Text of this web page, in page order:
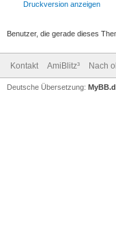
Druckversion anzeigen
Benutzer, die gerade dieses
Kontakt AmiBlitz³ Nach
Deutsche Übersetzung: